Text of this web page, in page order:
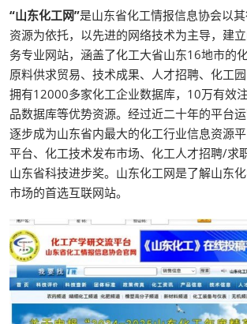
“山东化工网”是山东省化工情报信息协会以
资源为依托，以先进的网络技术为主导，建
务专业网站，涵盖了化工大省山东16地市的
原料供求贸易、技术成果、人才招聘、化工
拥有12000多家化工企业数据库，10万有效
品数据库等优势资源。经过近二十年的平台
逐步成为山东省内最大的化工行业信息资源
平台、化工技术发布市场、化工人才招聘/求
山东省科技进步奖。山东化工网是了解山东
市场的首选互联网站。